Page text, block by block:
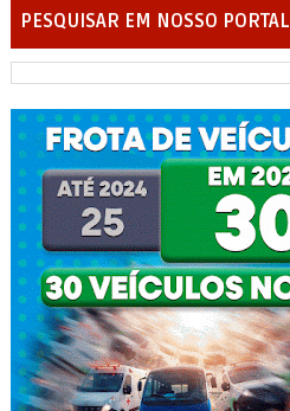
PESQUISAR EM NOSSO PORTAL